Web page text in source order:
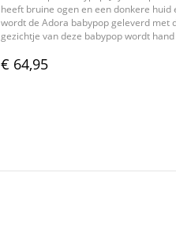
heeft bruine ogen en een donkere
wordt de Adora babypop geleverd met
gezichtje van deze babypop wordt
€ 64,95